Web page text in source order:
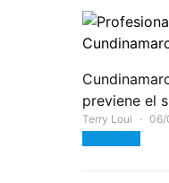
previene el
Terry Loui 06/